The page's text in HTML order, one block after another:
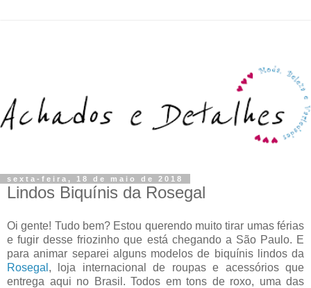
sexta-feira, 18 de maio de 2018
Lindos Biquínis da Rosegal
Oi gente! Tudo bem? Estou querendo muito tirar umas férias
e fugir desse friozinho que está chegando a São Paulo. E
para animar separei alguns modelos de biquínis lindos da
Rosegal , loja internacional de roupas e acessórios que
entrega aqui no Brasil. Todos em tons de roxo, uma das